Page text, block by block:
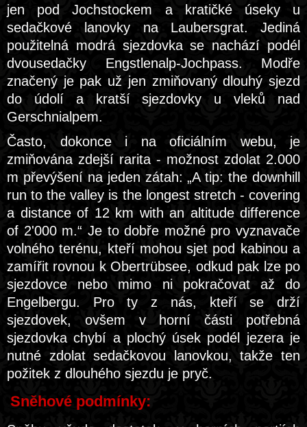
jen pod Jochstockem a kratičké úseky u
sedačkové lanovky na Laubersgrat. Jediná
použitelná modrá sjezdovka se nachází podél
dvousedačky Engstlenalp-Jochpass. Modře
značený je pak už jen zmiňovaný dlouhý sjezd
do údolí a kratší sjezdovky u vleků nad
Gerschnialpem.
Často, dokonce i na oficiálním webu, je
zmiňována zdejší rarita - možnost zdolat 2.000
m převýšení na jeden zátah: „A tip: the downhill
run to the valley is the longest stretch - covering
a distance of 12 km with an altitude difference
of 2'000 m.“ Je to dobře možné pro vyznavače
volného terénu, kteří mohou sjet pod kabinou a
zamířit rovnou k Obertrübsee, odkud pak lze po
sjezdovce nebo mimo ni pokračovat až do
Engelbergu. Pro ty z nás, kteří se drží
sjezdovek, ovšem v horní části potřebná
sjezdovka chybí a plochý úsek podél jezera je
nutné zdolat sedačkovou lanovkou, takže ten
požitek z dlouhého sjezdu je pryč.
Sněhové podmínky: